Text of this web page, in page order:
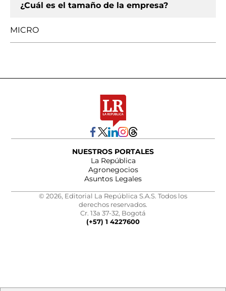
¿Cuál es el tamaño de la empresa?
MICRO
NUESTROS PORTALES
La República
Agronegocios
Asuntos Legales
© 2026, Editorial La República S.A.S. Todos los
derechos reservados.
Cr. 13a 37-32, Bogotá
(+57) 1 4227600